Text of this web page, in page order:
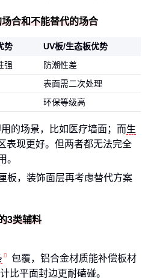
合和不能替代的场合
势
UV板/生态板优势
强
防潮性差
表面需二次处理
环保等级高
的场景，比如医疗墙面；而生
表现更好。但两者都无法完全
。
板，装饰面层再考虑替代方案
3类辅料
包覆，铝合金材质能补偿板材
比平面封边更耐磕碰。